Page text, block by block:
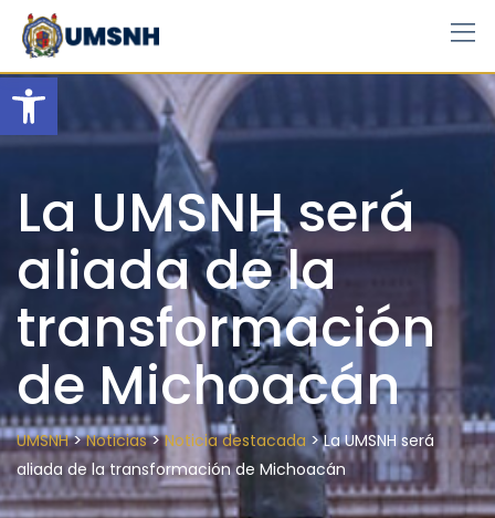
Open toolbar
Skip
content
La UMSNH será
aliada de la
transformación
de Michoacán
UMSNH>Noticias>Noticia destacada >La UMSNH será
aliada de la transformación de Michoacán